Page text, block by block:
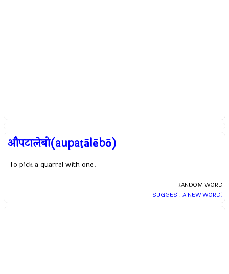
औपटालेबो(aupaṭālēbō)
To pick a quarrel with one.
RANDOM WORD
SUGGEST A NEW WORD!